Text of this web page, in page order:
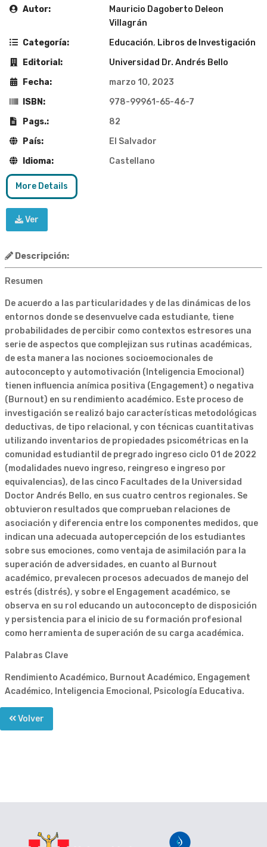
Autor:
Mauricio Dagoberto Deleon
Villagrán
Categoría:
Educación, Libros de Investigación
Editorial:
Universidad Dr. Andrés Bello
Fecha:
marzo 10, 2023
ISBN:
978-99961-65-46-7
Pags.:
82
País:
El Salvador
Idioma:
Castellano
More Details
Ver
Descripción:
Resumen
De acuerdo a las particularidades y de las dinámicas de los
entornos donde se desenvuelve cada estudiante, tiene
probabilidades de percibir como contextos estresores una
serie de aspectos que complejizan sus rutinas académicas,
de esta manera las nociones socioemocionales de
autoconcepto y automotivación (Inteligencia Emocional)
tienen influencia anímica positiva (Engagement) o negativa
(Burnout) en su rendimiento académico. Este proceso de
investigación se realizó bajo características metodológicas
deductivas, de tipo relacional, y con técnicas cuantitativas
utilizando inventarios de propiedades psicométricas en la
comunidad estudiantil de pregrado ingreso ciclo 01 de 2022
(modalidades nuevo ingreso, reingreso e ingreso por
equivalencias), de las cinco Facultades de la Universidad
Doctor Andrés Bello, en sus cuatro centros regionales. Se
obtuvieron resultados que comprueban relaciones de
asociación y diferencia entre los componentes medidos, que
indican una adecuada autopercepción de los estudiantes
sobre sus emociones, como ventaja de asimilación para la
superación de adversidades, en cuanto al Burnout
académico, prevalecen procesos adecuados de manejo del
estrés (distrés), y sobre el Engagement académico, se
observa en su rol educando un autoconcepto de disposición
y persistencia para el inicio de su formación profesional
como herramienta de superación de su carga académica.
Palabras Clave
Rendimiento Académico, Burnout Académico, Engagement
Académico, Inteligencia Emocional, Psicología Educativa.
Volver